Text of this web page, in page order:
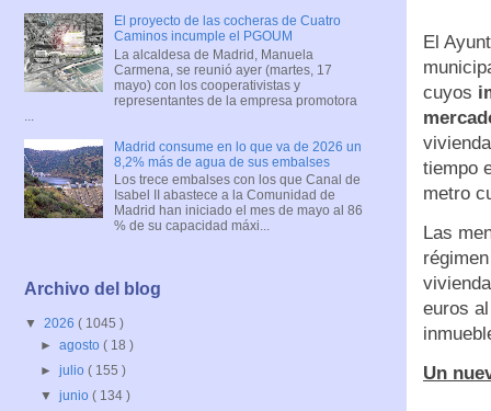
El
cuyos
tiempo
metro
Las
euros
Un
El proyecto de las cocheras de Cuatro
Caminos incumple el PGOUM
La alcaldesa de Madrid, Manuela
Carmena, se reunió ayer (martes, 17
mayo) con los cooperativistas y
representantes de la empresa promotora
Madrid consume en lo que va de 2026 un
8,2% más de agua de sus embalses
Los trece embalses con los que Canal de
Isabel II abastece a la Comunidad de
Madrid han iniciado el mes de mayo al 86
% de su capacidad máxi...
Archivo del blog
▼ 2026 ( 1045 )
►agosto( 18 )
►julio( 155 )
▼junio( 134 )